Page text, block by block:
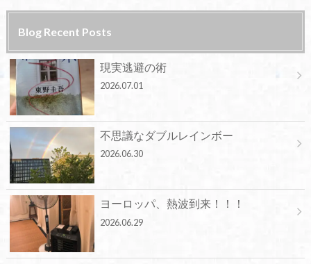
Blog Recent Posts
現実逃避の術
2026.07.01
不思議なダブルレインボー
2026.06.30
ヨーロッパ、熱波到来！！！
2026.06.29